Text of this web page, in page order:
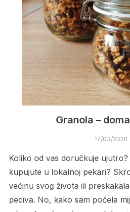
Granola –
17/03/2020
Koliko od vas doručkuje
kupujute u lokalnoj pekari?
većinu svog života ili
peciva. No, kako sam počela